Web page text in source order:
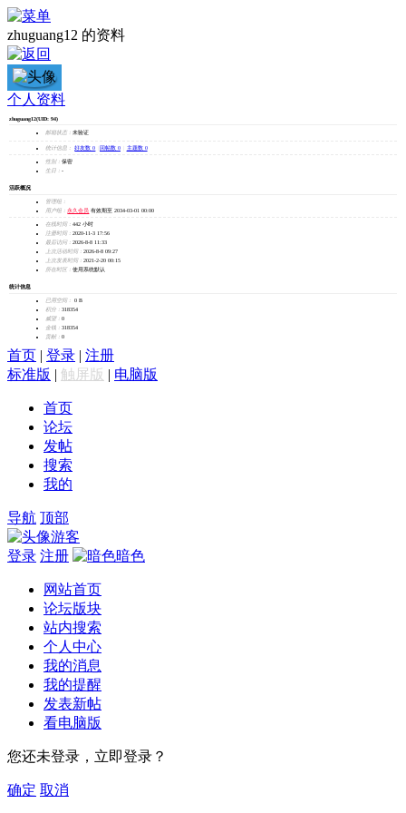
zhuguang12 的资料
zhuguang12
加为好友
发消息
个人资料
zhuguang12(UID: 94)
邮箱状态： 未验证
统计信息： 好友数 0 回帖数 0 主题数 0
性别： 保密
生日： -
活跃概况
管理组：
用户组： 永久会员 有效期至 2034-03-01 00:00
在线时间： 442 小时
注册时间： 2020-11-3 17:56
最后访问： 2026-8-8 11:33
上次活动时间： 2026-8-8 09:27
上次发表时间： 2021-2-20 00:15
所在时区： 使用系统默认
统计信息
已用空间：
0 B
积分： 318354
威望： 0
金钱： 318354
贡献： 0
首页 | 登录 | 注册
标准版 | 触屏版 | 电脑版
首页
论坛
发帖
搜索
我的
导航 顶部
游客
登录 注册 暗色
网站首页
论坛版块
站内搜索
个人中心
我的消息
我的提醒
发表新帖
看电脑版
您还未登录，立即登录？
确定 取消